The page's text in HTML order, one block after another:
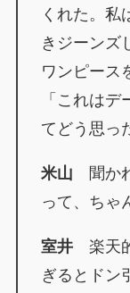
くれた。私
きジーンズ
ワンピース
「これは
てどう思っ
米山 聞か
って、ちゃ
室井楽天的
ぎるとドン